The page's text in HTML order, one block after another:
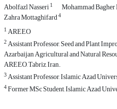
Abolfazl Nasseri1 Mohammad
Zahra Mottaghifard4
1AREEO
2Assistant Professor, Seed and Plant
Azarbaijan Agricultural and Natural
AREEO, Tabriz, Iran.
3Assistant Professor, Islamic Azad
4Former MSc Student, Islamic Azad